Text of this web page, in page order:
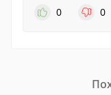
0
0